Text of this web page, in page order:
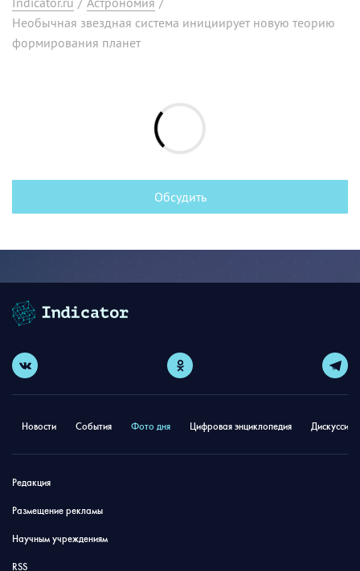
Необычная звездная система инициирует новую теорию
формирования планет
Обсудить
Новости События Фото дня Цифровая энциклопедия
Редакция
Размещение рекламы
Научным учреждениям
RSS